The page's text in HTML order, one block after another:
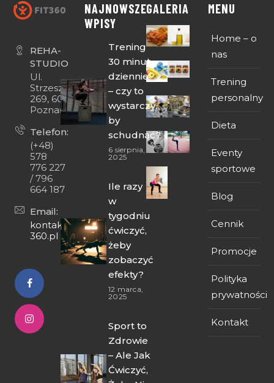
REHA-
STUDIO
Ul.
Strzeszyńska
269, 60-474
Poznań
Telefon:
(+48)
578
776 227
/ 796
664 187
Email:
kontakt@fit-
360.pl
NAJNOWSZE
WPISY
Trening
30 minut
dziennie
– czy to
wystarczy,
by
schudnąć?
6 sierpnia,
2025
Ile razy
w
tygodniu
ćwiczyć,
żeby
zobaczyć
efekty?
12 marca,
2025
Sport to
Zdrowie
– Ale Jak
Ćwiczyć,
GALERIA MENU
Home – o
nas
Trening
personalny
Dieta
Eventy
sportowe
Blog
Cennik
Promocje
Polityka
prywatności
Kontakt